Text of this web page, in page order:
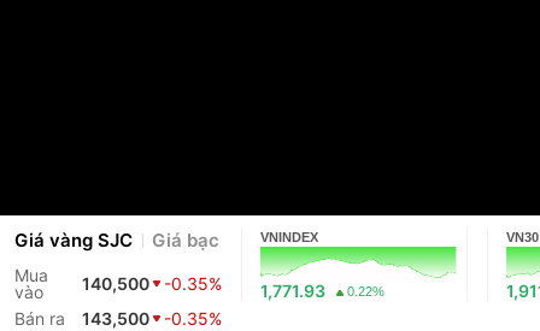
Giá vàng SJC Giá bạc
Mua
vào
140,500
-0.35%
Bán ra
143,500 -0.35%
VNINDEX
1,771.93 0.22%
VN30